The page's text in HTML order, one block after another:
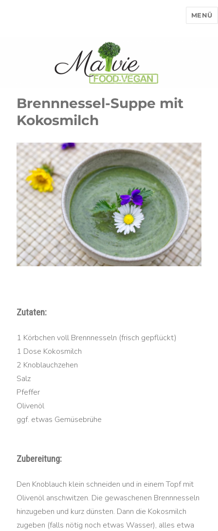
MENÜ
Brennnessel-Suppe mit
Kokosmilch
Zutaten:
1 Körbchen voll Brennnesseln (frisch gepflückt)
1 Dose Kokosmilch
2 Knoblauchzehen
Salz
Pfeffer
Olivenöl
ggf. etwas Gemüsebrühe
Zubereitung:
Den Knoblauch klein schneiden und in einem Topf mit
Olivenöl anschwitzen. Die gewaschenen Brennnesseln
hinzugeben und kurz dünsten. Dann die Kokosmilch
zugeben (falls nötig noch etwas Wasser), alles etwa